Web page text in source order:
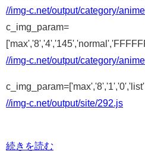
//img-c.net/output/category/
c_img_param=
//img-c.net/output/category/
//img-c.net/output/site/292.js
続きを読む